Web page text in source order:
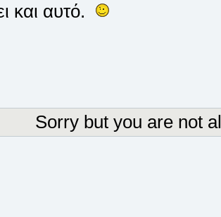
και αυτό.
Sorry but you are not